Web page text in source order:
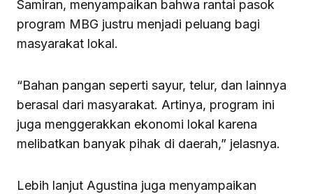
Samiran, menyampaikan bahwa rantai pasok
program MBG justru menjadi peluang bagi
masyarakat lokal.
“Bahan pangan seperti sayur, telur, dan lainnya
berasal dari masyarakat. Artinya, program ini
juga menggerakkan ekonomi lokal karena
melibatkan banyak pihak di daerah,” jelasnya.
Lebih lanjut Agustina juga menyampaikan